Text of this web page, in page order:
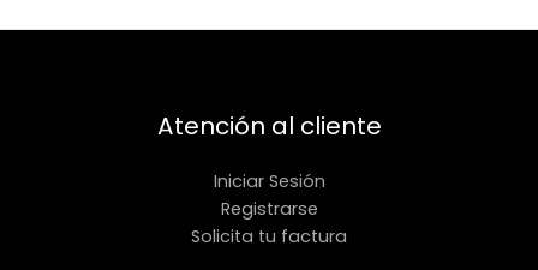
Atención al cliente
Iniciar Sesión
Registrarse
Solicita tu factura